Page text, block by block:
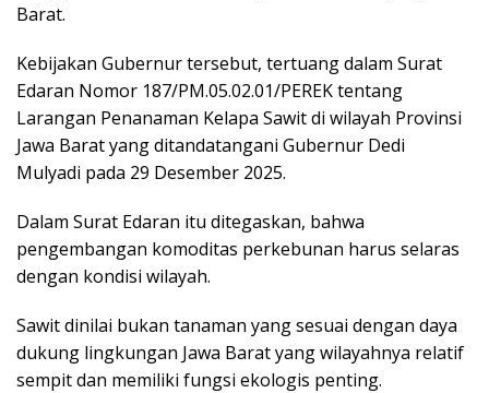
Barat.
Kebijakan Gubernur tersebut, tertuang dalam Surat
Edaran Nomor 187/PM.05.02.01/PEREK tentang
Larangan Penanaman Kelapa Sawit di wilayah Provinsi
Jawa Barat yang ditandatangani Gubernur Dedi
Mulyadi pada 29 Desember 2025.
Dalam Surat Edaran itu ditegaskan, bahwa
pengembangan komoditas perkebunan harus selaras
dengan kondisi wilayah.
Sawit dinilai bukan tanaman yang sesuai dengan daya
dukung lingkungan Jawa Barat yang wilayahnya relatif
sempit dan memiliki fungsi ekologis penting.